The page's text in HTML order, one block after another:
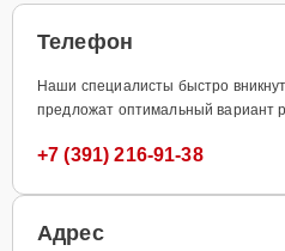
Телефон
Наши специалисты быстро
предложат оптимальный вариант
+7 (391) 216-91-38
Адрес